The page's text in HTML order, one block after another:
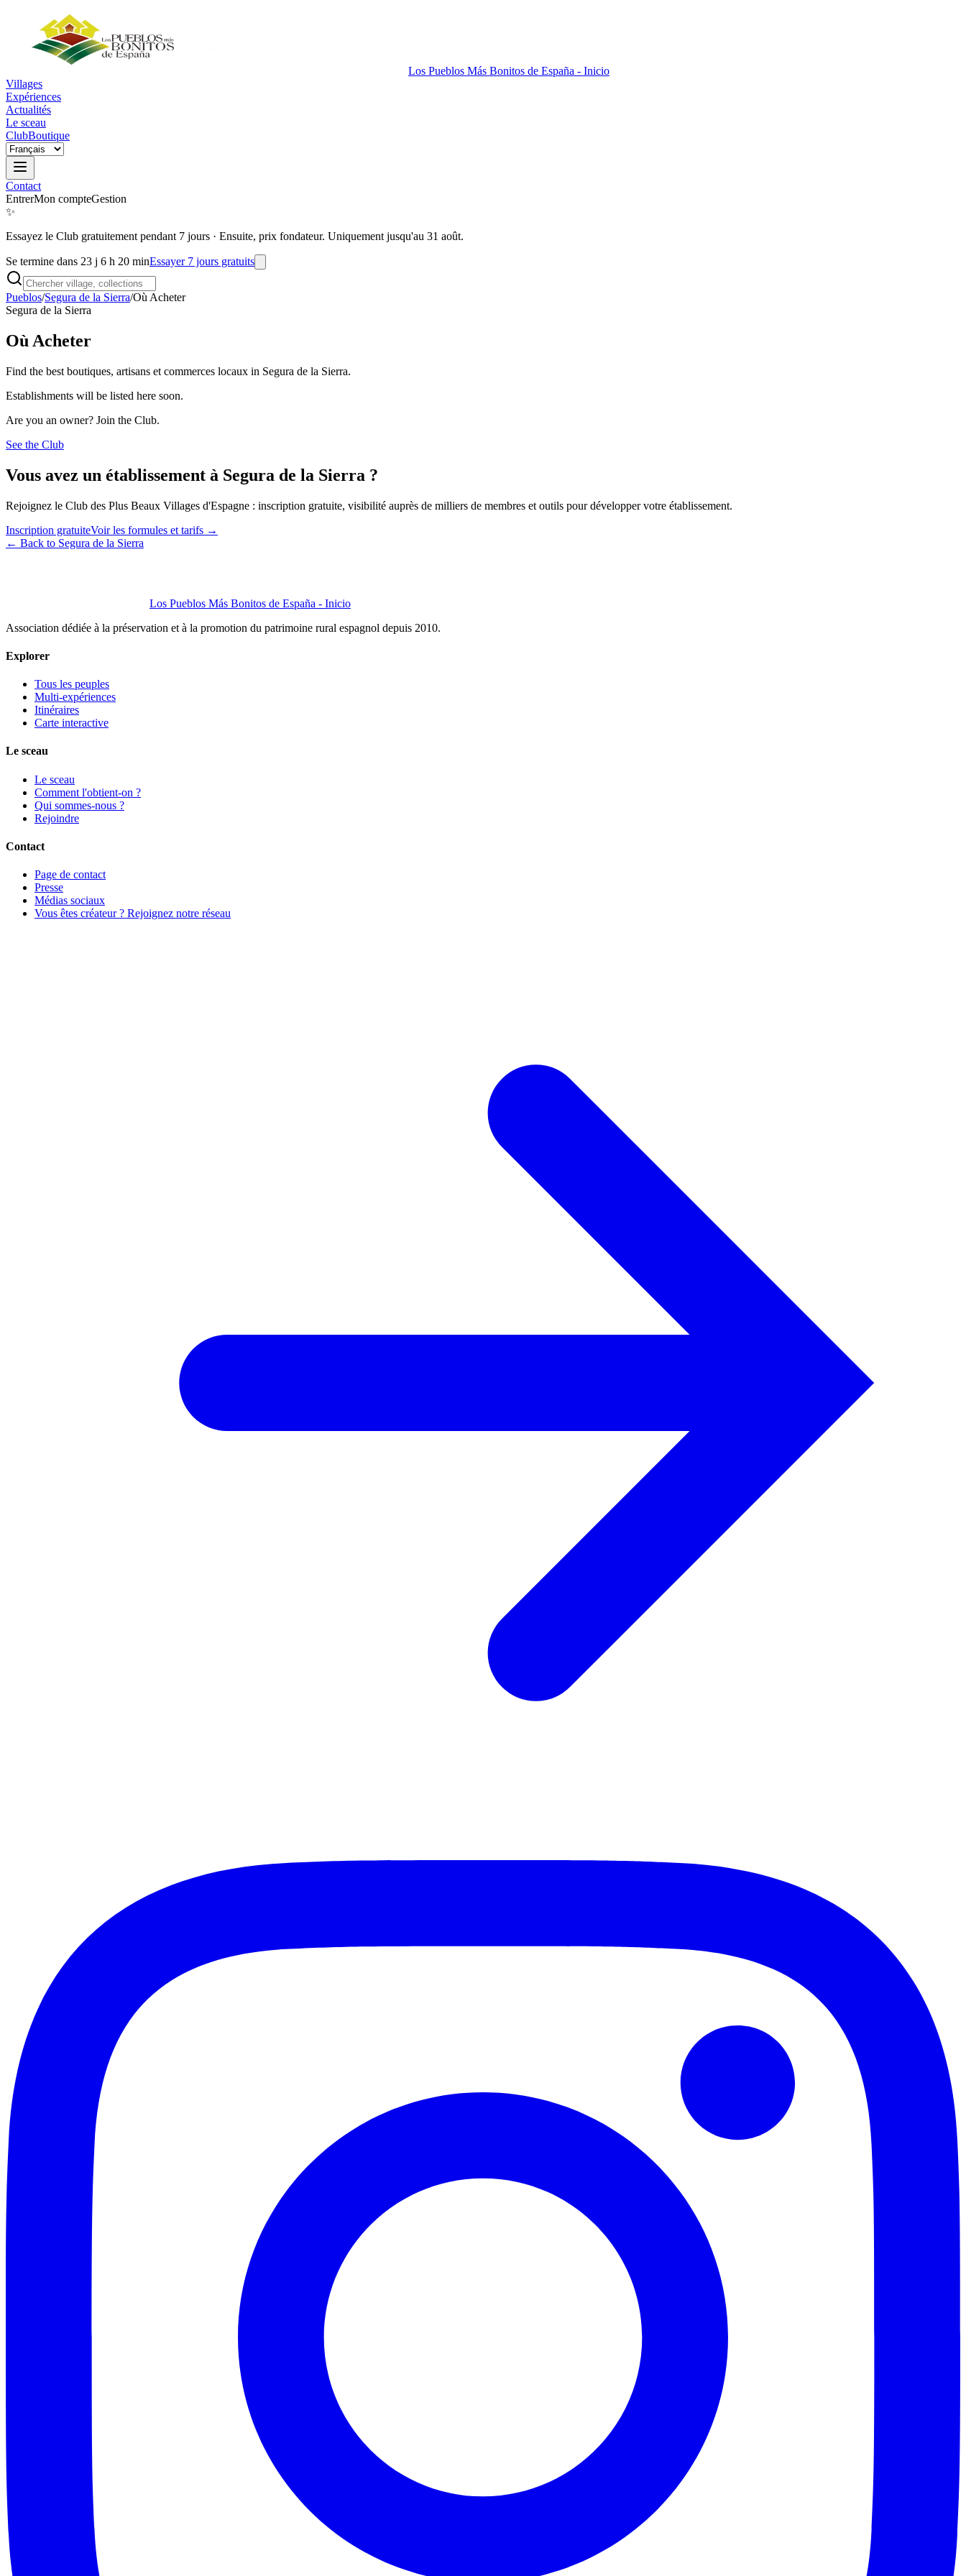
Los Pueblos Más Bonitos de España - Inicio
Villages
Expériences
Actualités
Le sceau
ClubBoutique
Contact
EntrerMon compteGestion
✨
Essayez le Club gratuitement pendant 7 jours · Ensuite, prix fondateur. Uniquement jusqu'au 31 août.
Se termine dans 23 j 6 h 20 minEssayer 7 jours gratuits
Pueblos/Segura de la Sierra/Où Acheter
Segura de la Sierra
Où Acheter
Find the best boutiques, artisans et commerces locaux in Segura de la Sierra.
Establishments will be listed here soon.
Are you an owner? Join the Club.
See the Club
Vous avez un établissement à Segura de la Sierra ?
Rejoignez le Club des Plus Beaux Villages d'Espagne : inscription gratuite, visibilité auprès de milliers de membres et outils pour développer votre établissement.
Inscription gratuiteVoir les formules et tarifs →
← Back to Segura de la Sierra
Los Pueblos Más Bonitos de España - Inicio
Association dédiée à la préservation et à la promotion du patrimoine rural espagnol depuis 2010.
Explorer
Tous les peuples
Multi-expériences
Itinéraires
Carte interactive
Le sceau
Le sceau
Comment l'obtient-on ?
Qui sommes-nous ?
Rejoindre
Contact
Page de contact
Presse
Médias sociaux
Vous êtes créateur ? Rejoignez notre réseau